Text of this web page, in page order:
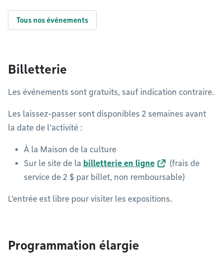
Tous nos événements
Billetterie
Les événements sont gratuits, sauf indication contraire.
Les laissez-passer sont disponibles 2 semaines avant
la date de l’activité :
À la Maison de la culture
Sur le site de la billetterie en ligne
(frais de
service de 2 $ par billet, non remboursable)
L’entrée est libre pour visiter les expositions.
Programmation élargie